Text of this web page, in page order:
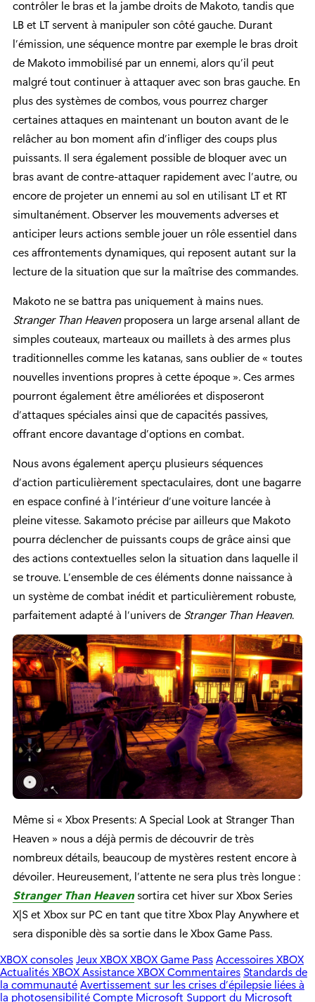
contrôler le bras et la jambe droits de Makoto, tandis que
LB et LT servent à manipuler son côté gauche. Durant
l’émission, une séquence montre par exemple le bras droit
de Makoto immobilisé par un ennemi, alors qu’il peut
malgré tout continuer à attaquer avec son bras gauche. En
plus des systèmes de combos, vous pourrez charger
certaines attaques en maintenant un bouton avant de le
relâcher au bon moment afin d’infliger des coups plus
puissants. Il sera également possible de bloquer avec un
bras avant de contre-attaquer rapidement avec l’autre, ou
encore de projeter un ennemi au sol en utilisant LT et RT
simultanément. Observer les mouvements adverses et
anticiper leurs actions semble jouer un rôle essentiel dans
ces affrontements dynamiques, qui reposent autant sur la
lecture de la situation que sur la maîtrise des commandes.
Makoto ne se battra pas uniquement à mains nues.
Stranger Than Heavenproposera un large arsenal allant de
simples couteaux, marteaux ou maillets à des armes plus
traditionnelles comme les katanas, sans oublier de « toutes
nouvelles inventions propres à cette époque ». Ces armes
pourront également être améliorées et disposeront
d’attaques spéciales ainsi que de capacités passives,
offrant encore davantage d’options en combat.
Nous avons également aperçu plusieurs séquences
d’action particulièrement spectaculaires, dont une bagarre
en espace confiné à l’intérieur d’une voiture lancée à
pleine vitesse. Sakamoto précise par ailleurs que Makoto
pourra déclencher de puissants coups de grâce ainsi que
des actions contextuelles selon la situation dans laquelle il
se trouve. L’ensemble de ces éléments donne naissance à
un système de combat inédit et particulièrement robuste,
parfaitement adapté à l’univers de Stranger Than Heaven.
Même si « Xbox Presents: A Special Look at Stranger Than
Heaven » nous a déjà permis de découvrir de très
nombreux détails, beaucoup de mystères restent encore à
dévoiler. Heureusement, l’attente ne sera plus très longue :
Stranger Than Heavensortira cet hiver sur Xbox Series
X|S et Xbox sur PC en tant que titre Xbox Play Anywhere et
sera disponible dès sa sortie dans le Xbox Game Pass.
XBOX consolesJeux XBOXXBOX Game PassAccessoires XBOX
Actualités XBOXAssistance XBOXCommentaires Standards de
la communautéAvertissement sur les crises d’épilepsie liées à
la photosensibilitéCompte Microsoft Support du Microsoft